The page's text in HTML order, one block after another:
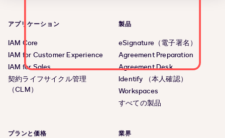
アプリケーション
IAM Core
IAM for Customer Experience
IAM for Sales
契約ライフサイクル管理
（CLM）
製品
eSignature（電子署名）
Agreement Preparation
Agreement Desk
Identify （本人確認）
Workspaces
すべての製品
プランと価格 業界